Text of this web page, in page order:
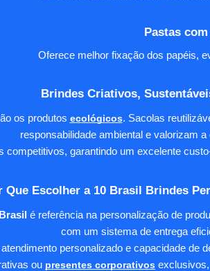
Pastas
Oferece melhor fixação dos papéis,
Brindes Criativos,
os produtos ecológicos. Sacolas
responsabilidade ambiental e valorizam
competitivos, garantindo um excelente
Que Escolher a 10 Brasil Brindes
é referência na personalização de
com um sistema de entrega
personalizado e capacidade de
ou presentes corporativos